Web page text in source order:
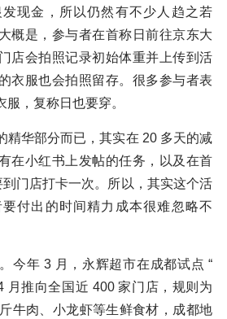
现金，所以仍然有不少人趋之若
概是，参与者在首称日前往京东大
店会拍照记录初始体重并上传到活
衣服也会拍照留存。很多参与者表
，复称日也要穿。
精华部分而已，其实在 20 多天的减
在小红书上发帖的任务，以及在首
门店打卡一次。所以，其实这个活
付出的时间精力成本很难忽略不
今年 3 月，永辉超市在成都试点 “
月推向全国近 400 家门店，规则为
牛肉、小龙虾等生鲜食材，成都地